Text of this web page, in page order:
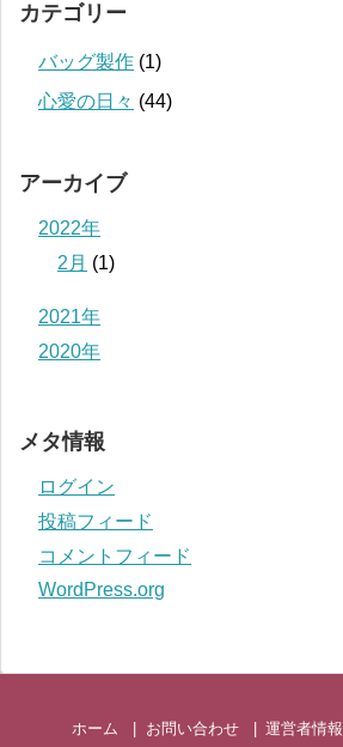
カテゴリー
バッグ製作 (1)
心愛の日々 (44)
アーカイブ
2022年
2月 (1)
2021年
2020年
メタ情報
ログイン
投稿フィード
コメントフィード
WordPress.org
ホーム お問い合わせ 運営者情報